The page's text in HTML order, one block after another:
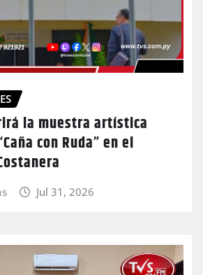
la muestra artística
con Ruda” en el
Jul 31, 2026